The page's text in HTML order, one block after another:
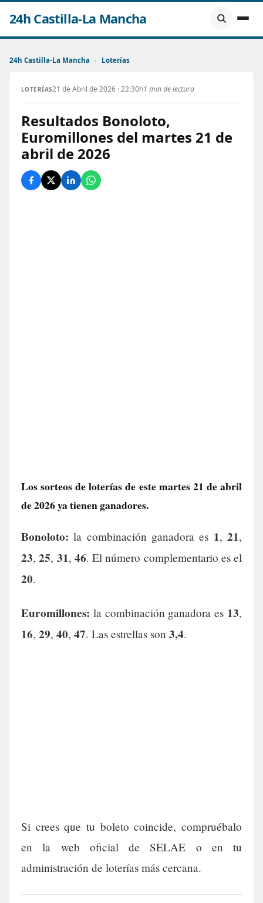
24h Castilla-La Mancha
24h Castilla-La Mancha › Loterías
LOTERÍAS21 de Abril de 2026 · 22:30h1 min de lectura
Resultados Bonoloto,
Euromillones del martes 21 de
abril de 2026
Los sorteos de loterías de este martes 21 de abril
de 2026 ya tienen ganadores.
Bonoloto: la combinación ganadora es 1,21,
23,25, 31, 46. El número complementario es el
20.
Euromillones: la combinación ganadora es 13,
16, 29, 40, 47. Las estrellas son 3,4.
Si crees que tu boleto coincide, compruébalo
en la web oficial de SELAE o en tu
administración de loterías más cercana.